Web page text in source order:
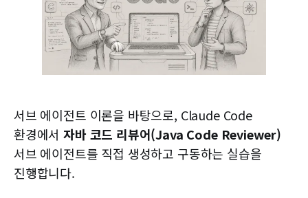
서브 에이전트 이론을 바탕으로, Claude Code
환경에서자바 코드 리뷰어(Java Code Reviewer)
서브 에이전트를 직접 생성하고 구동하는 실습을
진행합니다.